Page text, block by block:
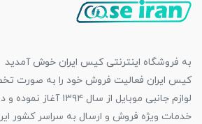
به فروشگاه اینترنتی کیس ایران خوش آمدید
کیس ایران فعالیت فروش خود را به صورت
لوازم جانبی موبایل از سال
خدمات ویژه فروش و ارسال به سراسر کشور